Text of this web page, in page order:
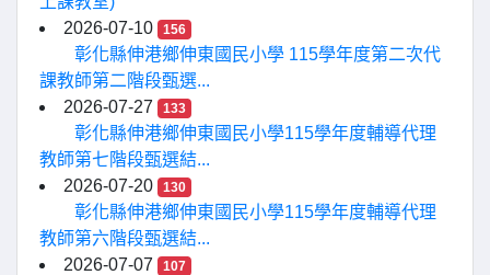
2026-07-10
156
彰化縣伸港鄉伸東國民小學 115學年度第二次代
課教師第二階段甄選...
2026-07-27
133
彰化縣伸港鄉伸東國民小學115學年度輔導代理
教師第七階段甄選結...
2026-07-20
130
彰化縣伸港鄉伸東國民小學115學年度輔導代理
教師第六階段甄選結...
2026-07-07
107